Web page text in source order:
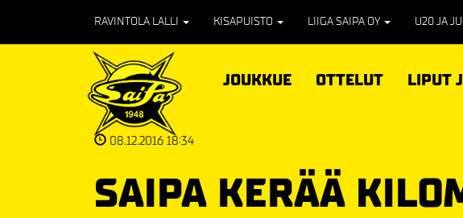
RAVINTOLA LALLI KISAPUISTO LIIGA SAIPA OY U20 JA
JOUKKUE OTTELUT LIPUT
08.12.2016 18:34
SAIPA KERÄÄ